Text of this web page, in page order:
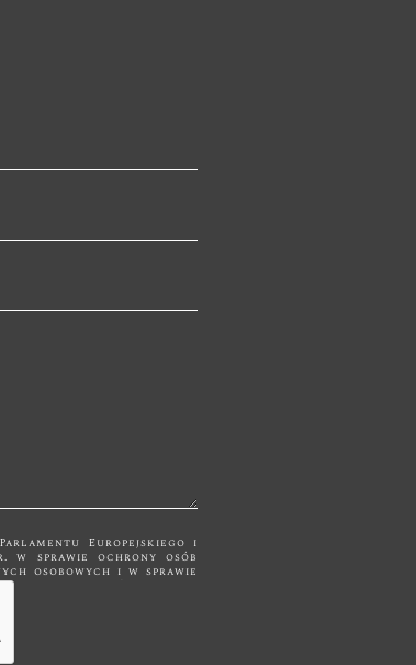
Europejskiego i
r. w sprawie ochrony osób
i w sprawie
RODO Państwa dane
zrealizowania celu,